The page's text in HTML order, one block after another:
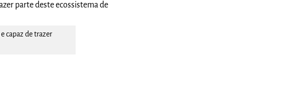
parte deste ecossistema de
capaz de trazer